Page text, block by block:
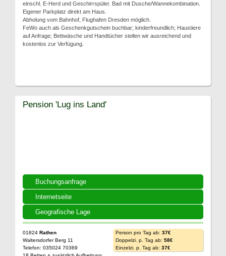
einschl. E-Herd und Geschirrspüler. Bad mit Dusche/Wannekombination.
Eigener Parkplatz direkt am Haus.
Abholung vom Bahnhof, Flughafen Dresden möglich.
FeWo auch als Geschenkgutschein buchbar; kinderfreundlich; Haustiere
auf Anfrage; Bettwäsche und Handtücher stellen wir ausreichend und
kostenlos zur Verfügung.
Buchungsanfrage
Internetseite
Geografische Lage
Pension 'Lug ins Land'
01824 Rathen
Waltersdorfer Berg 11
Telefon: 035024 70369
Person pro Tag ab: 37€
Doppelzi. p. Tag ab: 58€
Einzelzi. p. Tag ab: 37€